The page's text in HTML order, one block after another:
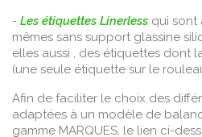
- Les étiquettes Linerless qui sont
mêmes sans support glassine
elles aussi , des étiquettes dont
(une seule étiquette sur le
Afin de faciliter le choix des
adaptées à un modèle de
gamme MARQUES, le lien ci-